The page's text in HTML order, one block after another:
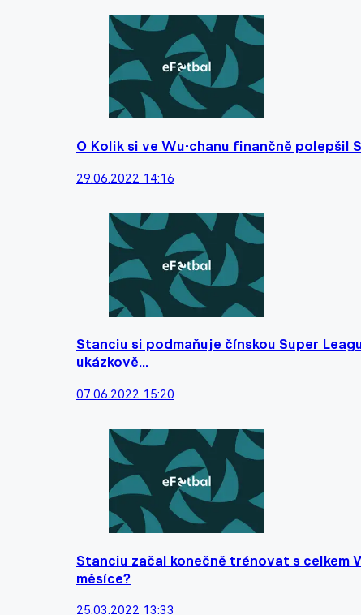
O Kolik si ve Wu-chanu finančně polepšil
29.06.2022 14:16
Stanciu si podmaňuje čínskou Super
ukázkově...
07.06.2022 15:20
Stanciu začal konečně trénovat s celkem
měsíce?
25.03.2022 13:33